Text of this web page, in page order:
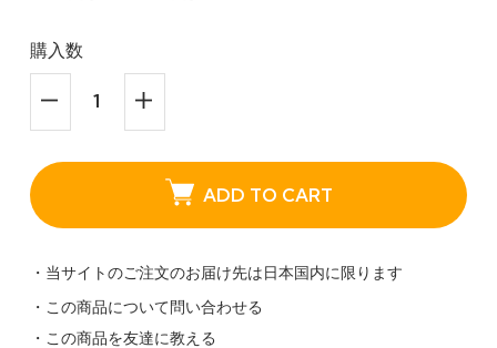
購入数
ADD TO CART
・当サイトのご注文のお届け先は日本国内に限ります
・この商品について問い合わせる
・この商品を友達に教える